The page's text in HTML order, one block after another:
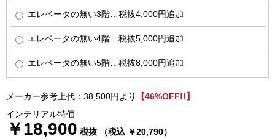
エレベータの無い3階…税抜4,000円追加
エレベータの無い4階…税抜5,000円追加
エレベータの無い5階…税抜8,000円追加
メーカー参考上代：38,500円より
【46%OFF!!】
インテリアル特価
￥18,900 税抜 （税込 ￥20,790）